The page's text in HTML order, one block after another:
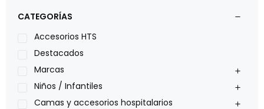
Leggero
Lumex
Medical Store
Nidek
Oxiplus
Philips
CATEGORÍAS
Accesorios HTS
Destacados
Marcas
Niños / Infantiles
Camas y accesorios hospitalarios